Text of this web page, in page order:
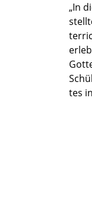
„In
tes